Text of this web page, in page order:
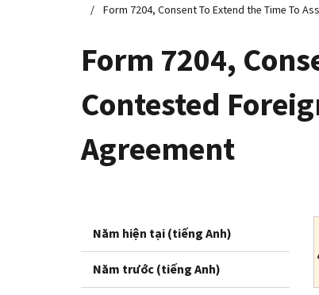
Form 7204, Consent To Extend the Time To
Form 7204,
Contested
Agreement
Năm hiện tại (tiếng Anh)
Năm trước (tiếng Anh)